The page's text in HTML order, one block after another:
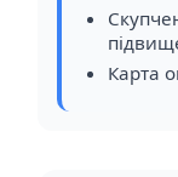
Карта